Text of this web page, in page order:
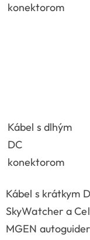
konektorom
Kábel s dlhým
DC
konektorom
Kábel s krátkym
SkyWatcher a
MGEN